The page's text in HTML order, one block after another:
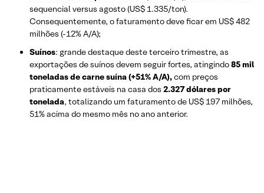
sequencial versus agosto (US$ 1.335/ton).
Consequentemente, o faturamento deve ficar em US$ 482
milhões (-12% A/A);
Suínos: grande destaque deste terceiro trimestre, as
exportações de suínos devem seguir fortes, atingindo85 mil
toneladas de carne suína (+51% A/A),com preços
praticamente estáveis na casa dos 2.327 dólares por
tonelada, totalizando um faturamento de US$ 197 milhões,
51% acima do mesmo mês no ano anterior.